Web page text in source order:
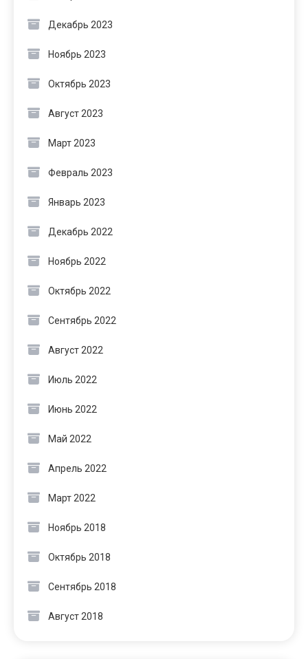
Декабрь 2023
Ноябрь 2023
Октябрь 2023
Август 2023
Март 2023
Февраль 2023
Январь 2023
Декабрь 2022
Ноябрь 2022
Октябрь 2022
Сентябрь 2022
Август 2022
Июль 2022
Июнь 2022
Май 2022
Апрель 2022
Март 2022
Ноябрь 2018
Октябрь 2018
Сентябрь 2018
Август 2018